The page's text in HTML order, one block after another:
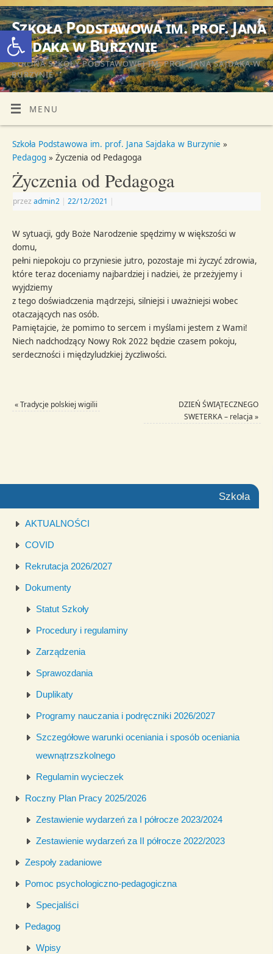
Otwórz pasek narzędzi
Szkoła Podstawowa im. prof. Jana
Sajdaka w Burzynie
STRONA SZKOŁY PODSTAWOWEJ IM. PROF. JANA SAJDAKA W
BURZYNIE
MENU
Szkoła Podstawowa im. prof. Jana Sajdaka w Burzynie »
Pedagog » Życzenia od Pedagoga
Życzenia od Pedagoga
przezadmin2 | 22/12/2021 |
W sytuacji, gdy Boże Narodzenie spędzimy w większości w
domu,
pełni niepokoju co przyniesie jutro, pozostaje mi życzyć zdrowia,
które teraz doceniamy najbardziej i nadziei, że przeżyjemy i
wyjdziemy
z tego doświadczenia mądrzejsi, silniejsi i uważniejsi wobec
otaczających nas osób.
Pamiętajcie, że pomimo to sercem i myślami jestem z Wami!
Niech nadchodzący Nowy Rok 2022 będzie czasem pokoju,
serdeczności i międzyludzkiej życzliwości.
«Tradycje polskiej wigilii
DZIEŃ ŚWIĄTECZNEGO
SWETERKA – relacja »
Szkoła
AKTUALNOŚCI
COVID
Rekrutacja 2026/2027
Dokumenty
Statut Szkoły
Procedury i regulaminy
Zarządzenia
Sprawozdania
Duplikaty
Programy nauczania i podręczniki 2026/2027
Szczegółowe warunki oceniania i sposób oceniania
wewnątrzszkolnego
Regulamin wycieczek
Roczny Plan Pracy 2025/2026
Zestawienie wydarzeń za I półrocze 2023/2024
Zestawienie wydarzeń za II półrocze 2022/2023
Zespoły zadaniowe
Pomoc psychologiczno-pedagogiczna
Specjaliści
Pedagog
Wpisy